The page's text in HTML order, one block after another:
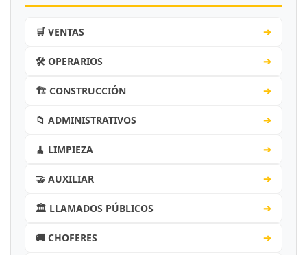
🛒 VENTAS ➔
🛠️ OPERARIOS ➔
🏗️ CONSTRUCCIÓN ➔
📁 ADMINISTRATIVOS ➔
🧹 LIMPIEZA ➔
🤝 AUXILIAR ➔
🏛️ LLAMADOS PÚBLICOS ➔
🚚 CHOFERES ➔